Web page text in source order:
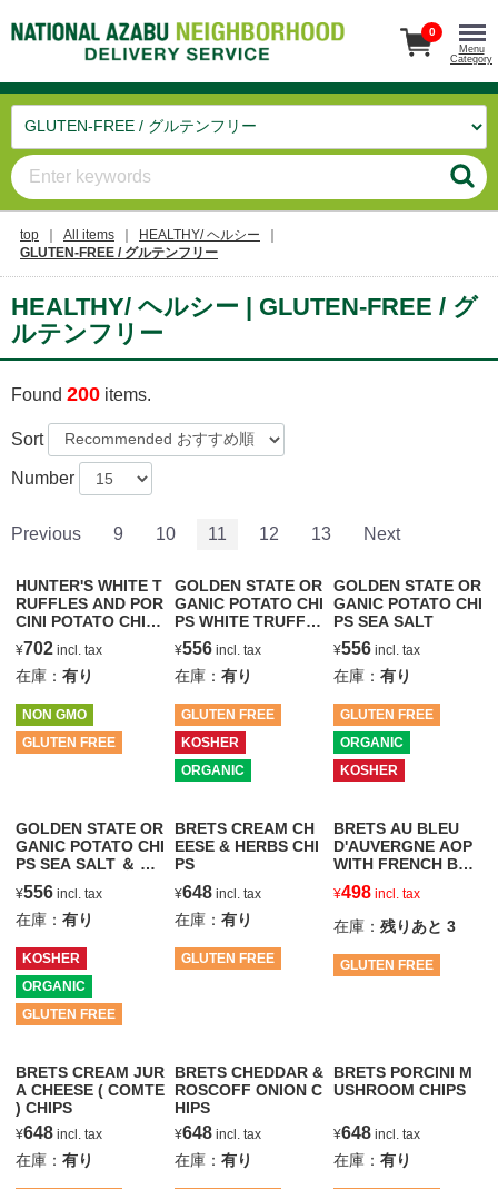
0
Menu
Category
top All items
HEALTHY/ ヘルシー
GLUTEN-FREE / グルテンフリー
HEALTHY/ ヘルシー | GLUTEN-FREE / グ
ルテンフリー
Found 200 items.
Sort
Number
Previous 9 10 11 12 13 Next
HUNTER'S WHITE T
RUFFLES AND POR
CINI POTATO CHIP
S
¥702 incl. tax
在庫：有り
NON GMO
GLUTEN FREE
GOLDEN STATE OR
GANIC POTATO CHI
PS WHITE TRUFFL
E
¥556incl. tax
在庫： 有り
GLUTEN FREE
KOSHER
ORGANIC
GOLDEN STATE OR
GANIC POTATO CHI
PS SEA SALT
¥556incl. tax
在庫： 有り
GLUTEN FREE
ORGANIC
KOSHER
GOLDEN STATE OR
GANIC POTATO CHI
PS SEA SALT ＆ VI
NEGAR
¥556 incl. tax
在庫：有り
KOSHER
ORGANIC
GLUTEN FREE
BRETS CREAM CH
EESE & HERBS CHI
PS
¥648incl. tax
在庫： 有り
GLUTEN FREE
BRETS AU BLEU
D'AUVERGNE AOP
WITH FRENCH BLU
E CHEESE CHIPS
¥498incl. tax
在庫： 残りあと 3
GLUTEN FREE
BRETS CREAM JUR
A CHEESE ( COMTE
) CHIPS
¥648 incl. tax
在庫：有り
BRETS CHEDDAR &
ROSCOFF ONION C
HIPS
¥648incl. tax
在庫： 有り
BRETS PORCINI M
USHROOM CHIPS
¥648incl. tax
在庫： 有り